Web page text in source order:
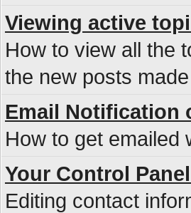
Viewing active
How to view all the
the new posts
Email Notification
How to get emailed
Your Control
Editing contact